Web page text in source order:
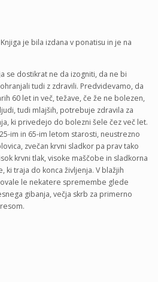
Knjiga je bila izdana v ponatisu in je na
se dostikrat ne da izogniti, da ne bi
tudi z zdravili. Predvidevamo, da
60 let in več, težave, če že ne bolezen,
tudi mlajših, potrebuje zdravila za
ki privedejo do bolezni šele čez več let.
im in 65-im letom starosti, neustrezno
zvečan krvni sladkor pa prav tako
krvni tlak, visoke maščobe in sladkorna
ki traja do konca življenja. V blažjih
le nekatere spremembe glede
gibanja, večja skrb za primerno